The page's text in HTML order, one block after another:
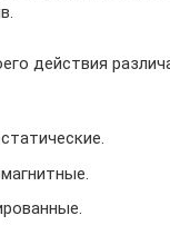
действия